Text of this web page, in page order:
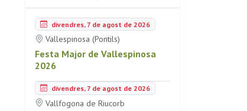
divendres, 7 de agost de 2026
Vallespinosa (Pontils)
Festa Major de Vallespinosa
2026
divendres, 7 de agost de 2026
Vallfogona de Riucorb